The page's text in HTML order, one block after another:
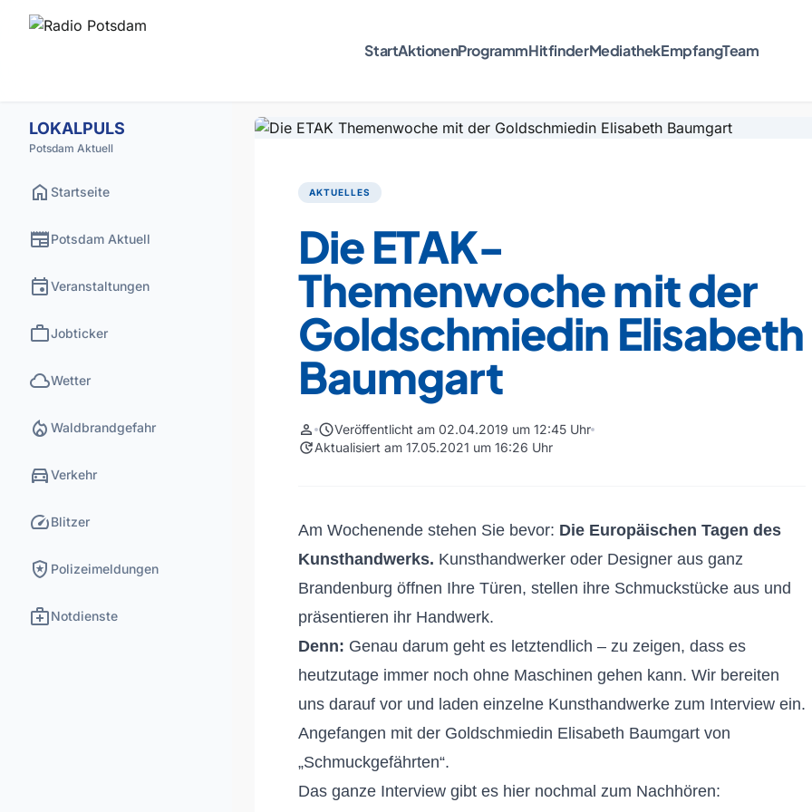
StartAktionenProgrammHitfinderMediathekEmpfangTeam
LOKALPULS
Potsdam Aktuell
home Startseite
newspaperPotsdam Aktuell
eventVeranstaltungen
workJobticker
cloudWetter
local_fire_department Waldbrandgefahr
directions_carVerkehr
speedBlitzer
local_police Polizeimeldungen
medical_servicesNotdienste
AKTUELLES
Die ETAK-
Themenwoche mit der
Goldschmiedin Elisabeth
Baumgart
person scheduleVeröffentlicht am 02.04.2019 um 12:45 Uhr
updateAktualisiert am 17.05.2021 um 16:26 Uhr
Am Wochenende stehen Sie bevor: Die Europäischen Tagen des
Kunsthandwerks. Kunsthandwerker oder Designer aus ganz
Brandenburg öffnen Ihre Türen, stellen ihre Schmuckstücke aus und
präsentieren ihr Handwerk.
Denn: Genau darum geht es letztendlich – zu zeigen, dass es
heutzutage immer noch ohne Maschinen gehen kann. Wir bereiten
uns darauf vor und laden einzelne Kunsthandwerke zum Interview ein.
Angefangen mit der Goldschmiedin Elisabeth Baumgart von
„Schmuckgefährten“.
Das ganze Interview gibt es hier nochmal zum Nachhören: